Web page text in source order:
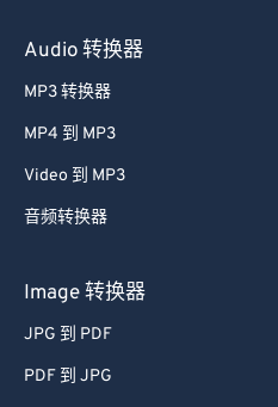
Audio 转换器
MP3 转换器
MP4 到 MP3
Video 到 MP3
音频转换器
Image 转换器
JPG 到 PDF
PDF 到 JPG